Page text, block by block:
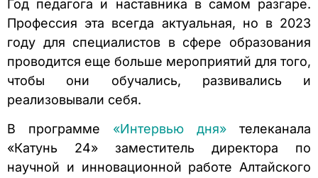
Год педагога и наставника в самом разгаре.
Профессия эта всегда актуальная, но в 2023
году для специалистов в сфере образования
проводится еще больше мероприятий для того,
чтобы они обучались, развивались и
реализовывали себя.
В программе «Интервью дня» телеканала
«Катунь 24» заместитель директора по
научной и инновационной работе Алтайского